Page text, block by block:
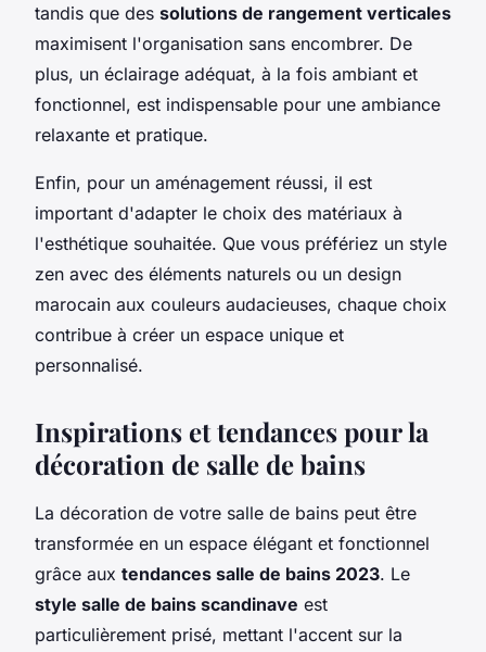
tandis que des solutions de rangement verticales
maximisent l'organisation sans encombrer. De
plus, un éclairage adéquat, à la fois ambiant et
fonctionnel, est indispensable pour une ambiance
relaxante et pratique.
Enfin, pour un aménagement réussi, il est
important d'adapter le choix des matériaux à
l'esthétique souhaitée. Que vous préfériez un style
zen avec des éléments naturels ou un design
marocain aux couleurs audacieuses, chaque choix
contribue à créer un espace unique et
personnalisé.
Inspirations et tendances pour la
décoration de salle de bains
La décoration de votre salle de bains peut être
transformée en un espace élégant et fonctionnel
grâce aux tendances salle de bains 2023. Le
style salle de bains scandinave est
particulièrement prisé, mettant l'accent sur la